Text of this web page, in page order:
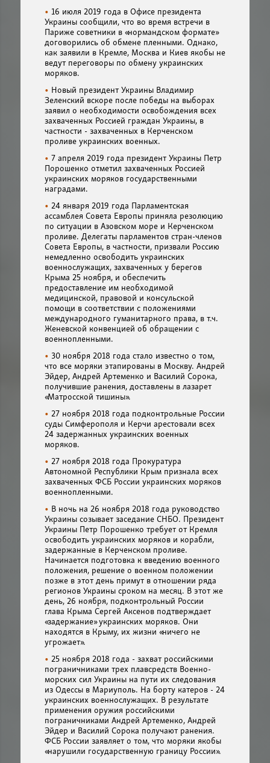
16 июля 2019 года в Офисе президента
Украины сообщили, что во время встречи в
Париже советники в «нормандском формате»
договорились об обмене пленными. Однако,
как заявили в Кремле, Москва и Киев якобы не
ведут переговоры по обмену украинских
моряков.
Новый президент Украины Владимир
Зеленский вскоре после победы на выборах
заявил о необходимости освобождения всех
захваченных Россией граждан Украины, в
частности - захваченных в Керченском
проливе украинских военных.
7 апреля 2019 года президент Украины Петр
Порошенко отметил захваченных Россией
украинских моряков государственными
наградами.
24 января 2019 года Парламентская
ассамблея Совета Европы приняла резолюцию
по ситуации в Азовском море и Керченском
проливе. Делегаты парламентов стран-членов
Совета Европы, в частности, призвали Россию
немедленно освободить украинских
военнослужащих, захваченных у берегов
Крыма 25 ноября, и обеспечить
предоставление им необходимой
медицинской, правовой и консульской
помощи в соответствии с положениями
международного гуманитарного права, в т.ч.
Женевской конвенцией об обращении с
военнопленными.
30 ноября 2018 года стало известно о том,
что все моряки этапированы в Москву. Андрей
Эйдер, Андрей Артеменко и Василий Сорока,
получившие ранения, доставлены в лазарет
«Матросской тишины».
27 ноября 2018 года подконтрольные России
суды Симферополя и Керчи арестовали всех
24 задержанных украинских военных
моряков.
27 ноября 2018 года Прокуратура
Автономной Республики Крым признала всех
захваченных ФСБ России украинских моряков
военнопленными.
В ночь на 26 ноября 2018 года руководство
Украины созывает заседание СНБО. Президент
Украины Петр Порошенко требует от Кремля
освободить украинских моряков и корабли,
задержанные в Керченском проливе.
Начинается подготовка к введению военного
положения, решение о военном положении
позже в этот день примут в отношении ряда
регионов Украины сроком на месяц. В этот же
день, 26 ноября, подконтрольный России
глава Крыма Сергей Аксенов подтверждает
«задержание» украинских моряков. Они
находятся в Крыму, их жизни «ничего не
угрожает».
25 ноября 2018 года - захват российскими
пограничниками трех плавсредств Военно-
морских сил Украины на пути их следования
из Одессы в Мариуполь. На борту катеров - 24
украинских военнослужащих. В результате
применения оружия российскими
пограничниками Андрей Артеменко, Андрей
Эйдер и Василий Сорока получают ранения.
ФСБ России заявляет о том, что моряки якобы
«нарушили государственную границу России».